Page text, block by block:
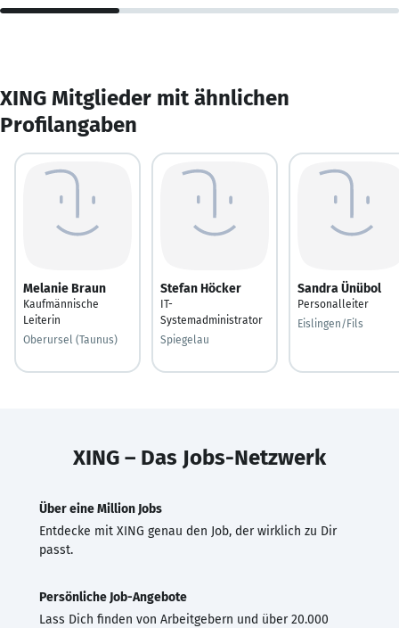
XING Mitglieder mit ähnlichen
Profilangaben
Melanie Braun
Kaufmännische
Leiterin
Oberursel (Taunus)
Stefan Höcker
IT-
Systemadministrator
Spiegelau
Sandra Ünübol
Personalleiter
Eislingen/Fils
XING – Das Jobs-Netzwerk
Über eine Million Jobs
Entdecke mit XING genau den Job, der wirklich zu Dir
passt.
Persönliche Job-Angebote
Lass Dich finden von Arbeitgebern und über 20.000